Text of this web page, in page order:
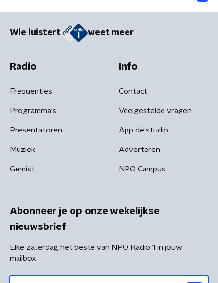
Wie luistert weet meer
Radio
Frequenties
Programma's
Presentatoren
Muziek
Gemist
Info
Contact
Veelgestelde vragen
App de studio
Adverteren
NPO Campus
Abonneer je op onze wekelijkse
nieuwsbrief
Elke zaterdag het beste van NPO Radio 1 in jouw
mailbox